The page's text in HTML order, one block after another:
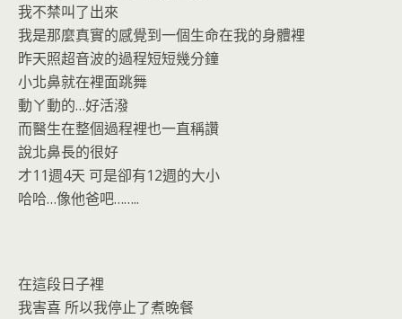
我不禁叫了出來
我是那麼真實的感覺到一個生命在我的身體裡
昨天照超音波的過程短短幾分鐘
小北鼻就在裡面跳舞
動ㄚ動的…好活潑
而醫生在整個過程裡也一直稱讚
說北鼻長的很好
才11週4天 可是卻有12週的大小
哈哈…像他爸吧……..
在這段日子裡
我害喜 所以我停止了煮晚餐